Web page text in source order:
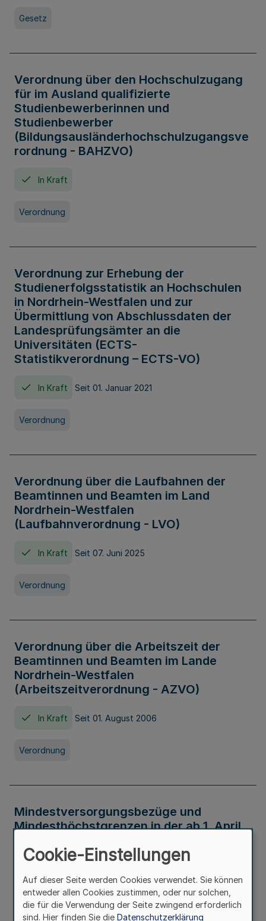
Gesetz
Verordnung über den Hochschulzugang
für im Ausland qualifizierte
Studienbewerberinnen und
Studienbewerber
(Bildungsausländerhochschulzugangsve
rordnung - BAHZVO)
In Kraft
Verordnung
Verordnung zur Erhebung der
Studienerfolgsstatistik an Hochschulen
in Nordrhein-Westfalen und zur
Übermittlung von Abschlussdaten der
Landesprüfungsämter an die
Universitäten (ECTS-
Statistikverordnung – ECTS-VO)
In Kraft Seit 01. Januar 2021
Verordnung
Verordnung über die Laufbahnen der
Beamtinnen und Beamten im Land
Nordrhein-Westfalen
(Laufbahnverordnung - LVO)
In Kraft Seit 07. Juni 2025
Verordnung
Verordnung über die Arbeitszeit der
Beamtinnen und Beamten im Lande
Nordrhein-Westfalen
(Arbeitszeitverordnung - AZVO)
In Kraft Seit 01. August 2006
Verordnung
Mindestversorgungsbezüge und
Mindesthöchstgrenzen in der ab 1. April
Verwaltungsvorschrift
Cookie-Einstellungen
Auf dieser Seite werden Cookies verwendet. Sie können
entweder allen Cookies zustimmen, oder nur solchen,
die für die Verwendung der Seite zwingend erforderlich
sind. Hier finden Sie die Datenschutzerklärung